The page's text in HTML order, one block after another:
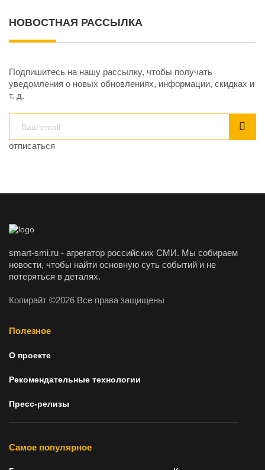
НОВОСТНАЯ РАССЫЛКА
Подпишитесь на нашу рассылку, чтобы получать
уведомления о новых обновлениях, информации, скидках и
т. д.
отписаться
smart-smi.ru - агрегатор российских СМИ. Мы собираем
новости, чтобы найти основную суть событий и не
потеряться в деталях.
Копирайт ©2026 Все права защищены
Полезное
О проекте
Рекомендательные технологии
Пресс-релизы
Самое популярное